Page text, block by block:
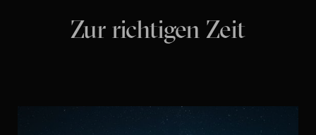
Zur richtigen Zeit